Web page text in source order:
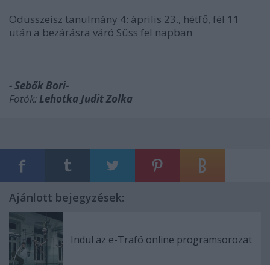
Odüsszeisz tanulmány 4: április 23., hétfő, fél 11
után a bezárásra váró Süss fel napban
- Sebők Bori-
Fotók:Lehotka Judit Zolka
Ajánlott bejegyzések:
Indul az e-Trafó online programsorozat